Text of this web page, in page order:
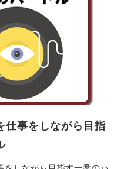
仕事をしながら目指